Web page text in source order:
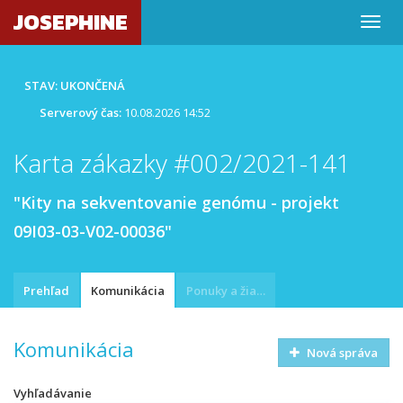
JOSEPHINE
STAV: UKONČENÁ
Serverový čas: 10.08.2026 14:52
Karta zákazky #002/2021-141
"Kity na sekventovanie genómu - projekt
09I03-03-V02-00036"
Prehľad Komunikácia Ponuky a žiadosti
Komunikácia Nová správa
Vyhľadávanie